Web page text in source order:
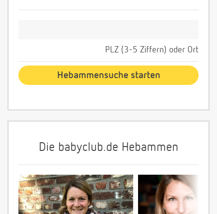
PLZ (3-5 Ziffern) oder Ort
Die babyclub.de Hebammen